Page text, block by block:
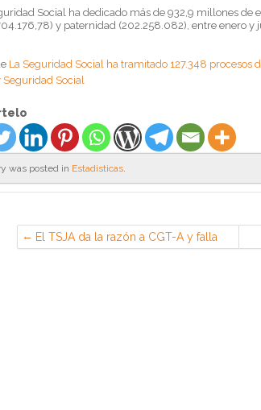
Social ha dedicado más de 932,9 millones de
y paternidad (202.258.082), entre enero y
La Seguridad Social ha tramitado 127.348
Seguridad Social
was posted in Estadisticas.
El TSJA da la razón a CGT-A y falla
contra el gobierno andaluz por